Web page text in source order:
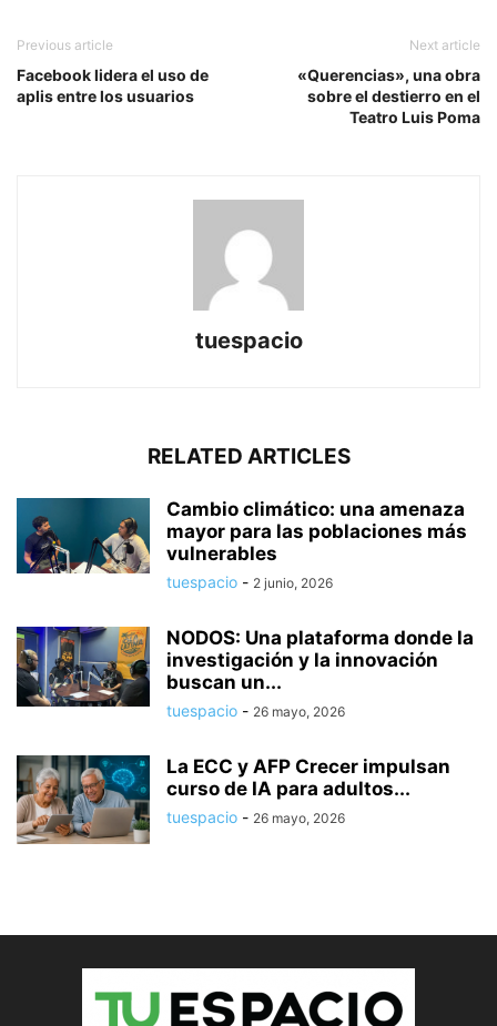
Previous article
Facebook lidera el uso de
aplis entre los usuarios
Next article
«Querencias», una obra
sobre el destierro en el
Teatro Luis Poma
tuespacio
RELATED ARTICLES
Cambio climático: una amenaza
mayor para las poblaciones más
vulnerables
tuespacio - 2 junio, 2026
NODOS: Una plataforma donde la
investigación y la innovación
buscan un...
tuespacio - 26 mayo, 2026
La ECC y AFP Crecer impulsan
curso de IA para adultos...
tuespacio - 26 mayo, 2026